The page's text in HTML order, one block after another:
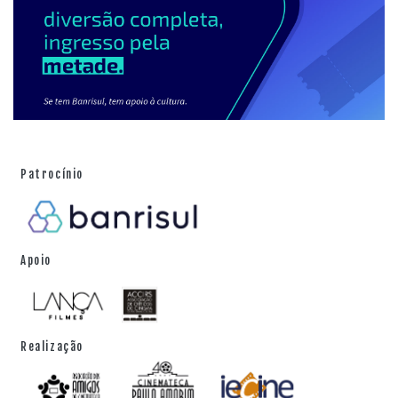
descendo a escada(F. de Souza, 2015). Já Reolon atuou
Mesa de bar(Pedro Nora, Tiago Rocha, 2008),
upon a time in Dublin
(Jason Figgis, 2009),
Pele de concreto eA
Colmeia(G. Vargas, 2019), entre outros.
Patrocínio
Apoio
Realização